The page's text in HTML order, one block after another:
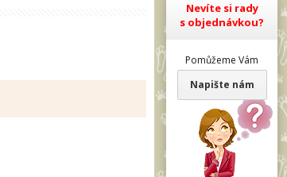
Nevíte si rady
s objednávkou?
Pomůžeme Vám
Napište nám